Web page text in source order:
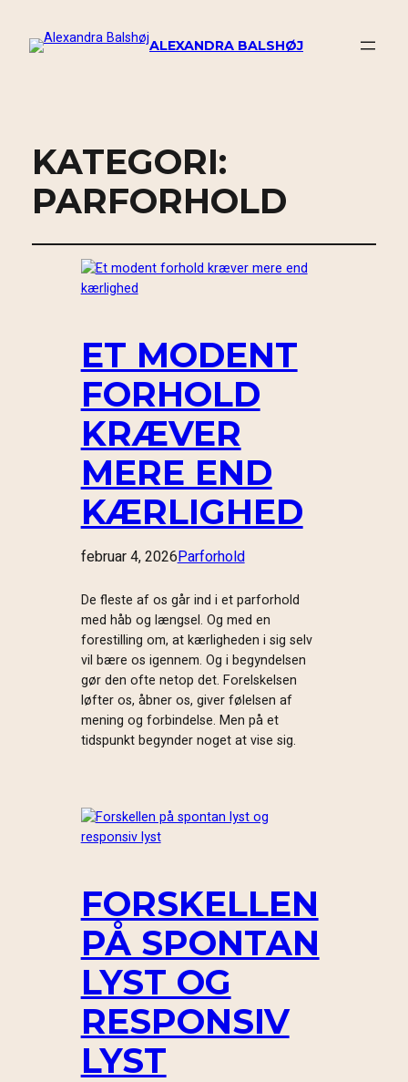
ALEXANDRA BALSHØJ
KATEGORI:
PARFORHOLD
ET MODENT
FORHOLD
KRÆVER
MERE END
KÆRLIGHED
februar 4, 2026Parforhold
De fleste af os går ind i et parforhold
med håb og længsel. Og med en
forestilling om, at kærligheden i sig selv
vil bære os igennem. Og i begyndelsen
gør den ofte netop det. Forelskelsen
løfter os, åbner os, giver følelsen af
mening og forbindelse. Men på et
tidspunkt begynder noget at vise sig.
FORSKELLEN
PÅ SPONTAN
LYST OG
RESPONSIV
LYST